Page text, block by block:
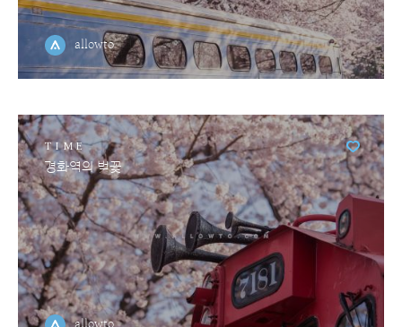
allowto
TIME
경화역의 벚꽃
allowto